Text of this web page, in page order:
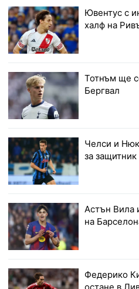
Ювентус с
халф на
Тотнъм ще
Бергвал
Челси и
за
Астън Вила
на
Федерико